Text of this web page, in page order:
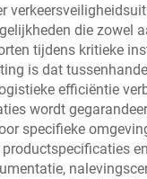
die zowel
tijdens kritieke
is dat
efficiëntie
wordt
specifieke